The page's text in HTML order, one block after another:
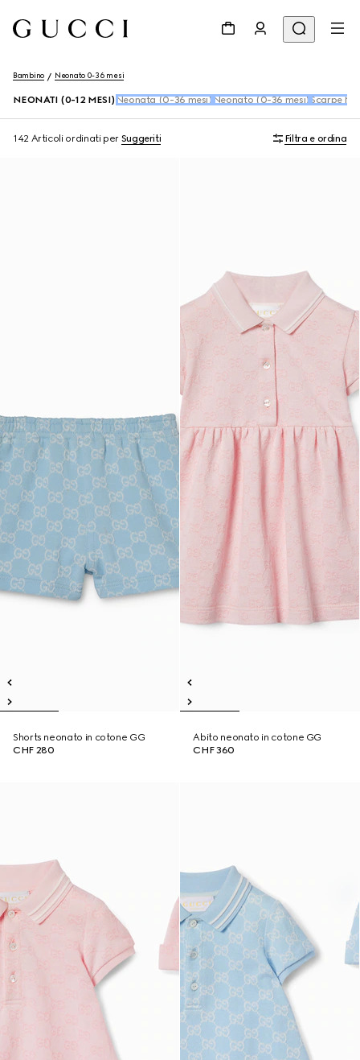
Bambino Neonato 0-36 mesi
NEONATI (0-12 MESI) Neonata (0-36 mesi) Neonato (0-36 mesi) Scarpe
142 Articoli ordinati per Suggeriti Filtra e ordina
Shorts neonato in cotone GG
CHF 280
Abito neonato in cotone GG
CHF 360